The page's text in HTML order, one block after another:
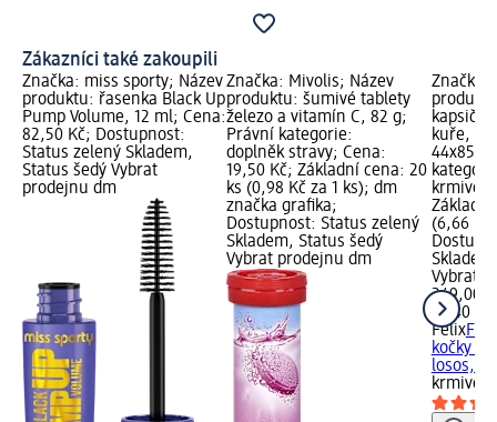
Zákazníci také zakoupili
Značka: miss sporty; Název
produktu: řasenka Black Up
Pump Volume, 12 ml; Cena:
82,50 Kč; Dostupnost:
Status zelený Skladem,
Status šedý Vybrat
prodejnu dm
Značka: Mivolis; Název
produktu: šumivé tablety
železo a vitamín C, 82 g;
Právní kategorie:
doplněk stravy; Cena:
19,50 Kč; Základní cena: 20
ks (0,98 Kč za 1 ks); dm
značka grafika;
Dostupnost: Status zelený
Skladem, Status šedý
Vybrat prodejnu dm
Značka:
kuře,
44x85g,
krmivo;
Základní
(6,66 Kč
Vybrat
249,00
3 740 g
Felix
kočky
krmivo